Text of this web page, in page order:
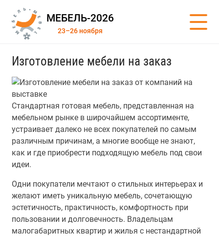
МЕБЕЛЬ-2026
23–26 ноября
Изготовление мебели на заказ
Стандартная готовая мебель, представленная на
мебельном рынке в широчайшем ассортименте,
устраивает далеко не всех покупателей по самым
различным причинам, а многие вообще не знают,
как и где приобрести подходящую мебель под свои
идеи.
Одни покупатели мечтают о стильных интерьерах и
желают иметь уникальную мебель, сочетающую
эстетичность, практичность, комфортность при
пользовании и долговечность. Владельцам
малогабаритных квартир и жилья с нестандартной